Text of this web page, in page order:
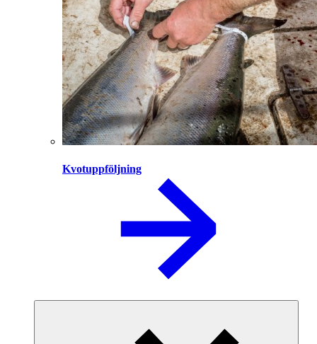
Kvotuppföljning